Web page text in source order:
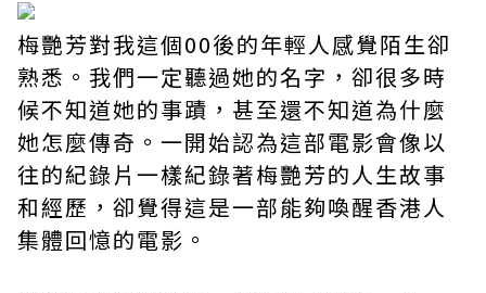
梅艷芳對我這個00後的年輕人感覺陌生卻
熟悉。我們一定聽過她的名字，卻很多時
候不知道她的事蹟，甚至還不知道為什麼
她怎麼傳奇。一開始認為這部電影會像以
往的紀錄片一樣紀錄著梅艷芳的人生故事
和經歷，卻覺得這是一部能夠喚醒香港人
集體回憶的電影。